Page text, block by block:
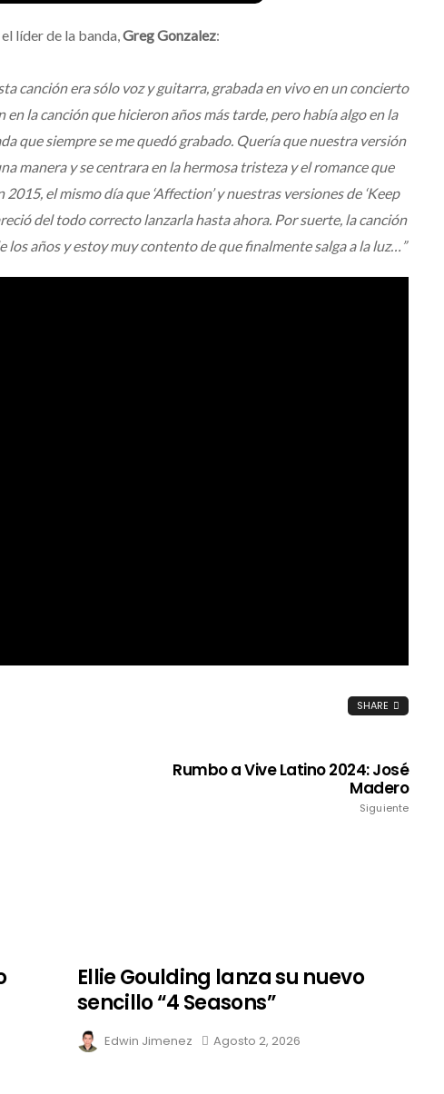
líder de la banda,Greg Gonzalez:
canción era sólo voz y guitarra, grabada en vivo en un concierto
la canción que hicieron años más tarde, pero había algo en la
que siempre se me quedó grabado. Quería que nuestra versión
manera y se centrara en la hermosa tristeza y el romance que
el mismo día que ‘Affection’ y nuestras versiones de ‘Keep
del todo correcto lanzarla hasta ahora. Por suerte, la canción
los años y estoy muy contento de que finalmente salga a la luz…”
SHARE
Rumbo a Vive Latino 2024: José
Madero
Siguiente
Ellie Goulding lanza su nuevo
sencillo “4 Seasons”
Edwin Jimenez Agosto 2, 2026